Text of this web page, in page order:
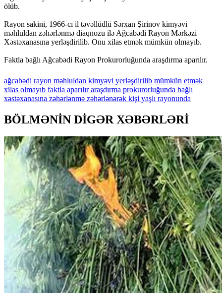
ölüb.
Rayon sakini, 1966-cı il təvəllüdlü Sərxan Şirinov kimyəvi
məhluldan zəhərlənmə diaqnozu ilə Ağcabədi Rayon Mərkəzi
Xəstəxanasına yerləşdirilib. Onu xilas etmək mümkün olmayıb.
Faktla bağlı Ağcabədi Rayon Prokurorluğunda araşdırma aparılır.
ağcabədi rayon məhluldan kimyəvi yerləşdirilib mümkün etmək
xilas olmayıb faktla aparılıraraşdırma prokurorluğunda bağlı
xəstəxanasına zəhərlənmə zəhərlənərək kişi yaşlı rayonunda
BÖLMƏNİN DİGƏR XƏBƏRLƏRİ